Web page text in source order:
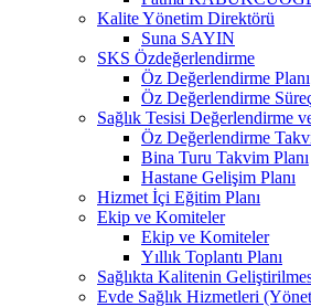
Kalite Yönetim Direktörü
Suna SAYIN
SKS Özdeğerlendirme
Öz Değerlendirme Planı
Öz Değerlendirme
Sağlık Tesisi Değerlendirme
Öz Değerlendirme
Bina Turu Takvim Planı
Hastane Gelişim Planı
Hizmet İçi Eğitim Planı
Ekip ve Komiteler
Ekip ve Komiteler
Yıllık Toplantı Planı
Sağlıkta Kalitenin
Evde Sağlık Hizmetleri